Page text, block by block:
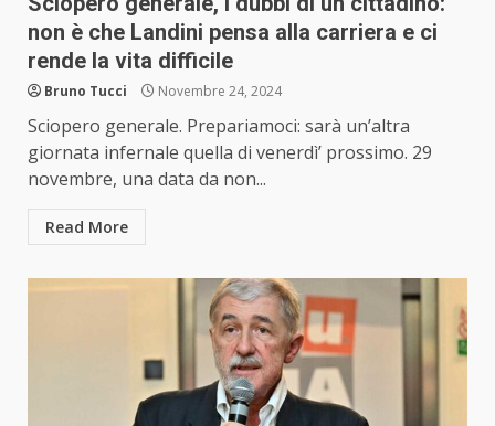
non è che Landini pensa alla carriera e ci
rende la vita difficile
Bruno Tucci Novembre 24, 2024
Sciopero generale. Prepariamoci: sarà un’altra
giornata infernale quella di venerdì’ prossimo. 29
novembre, una data da non...
Read More